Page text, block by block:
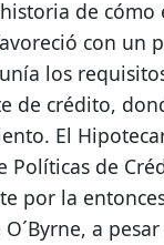
historia de
con un
los
de crédito,
El
Políticas de
por la
a